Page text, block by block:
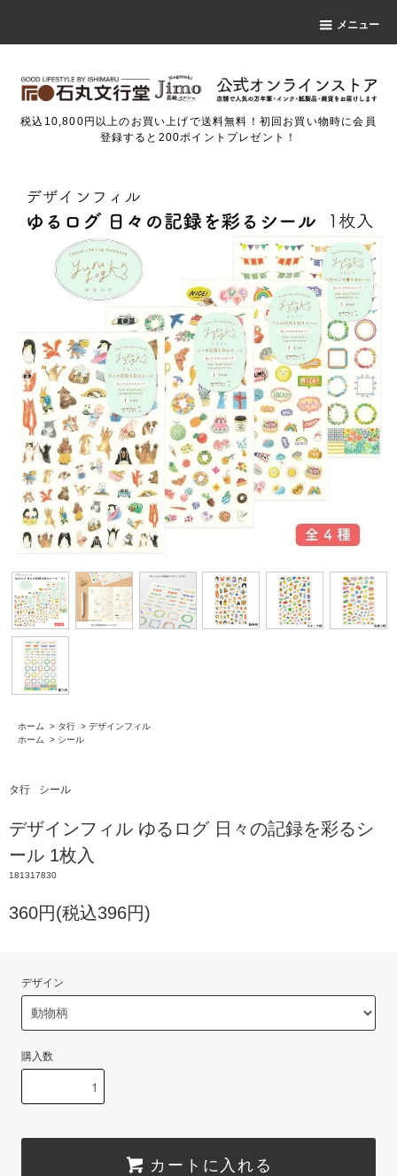
メニュー
税込10,800円以上のお買い上げで送料無料！初回お買い物時に会員
登録すると200ポイントプレゼント！
ホーム > タ行 > デザインフィル
ホーム
> シール
タ行 シール
デザインフィル ゆるログ 日々の記録を彩るシ
ール 1枚入
181317830
360円(税込396円)
デザイン
購入数
カートに入れる